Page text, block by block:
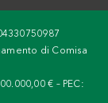
di Comisa
€ – PEC: